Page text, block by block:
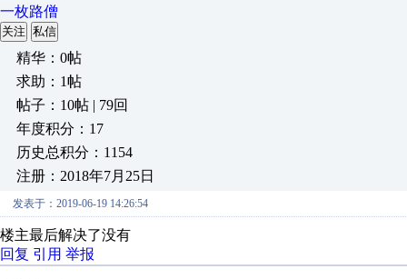
一枚路僧
关注 私信
精华：0帖
求助：1帖
帖子：10帖 | 79回
年度积分：17
历史总积分：1154
注册：2018年7月25日
发表于：2019-06-19 14:26:54
楼主最后解决了没有
回复 引用 举报